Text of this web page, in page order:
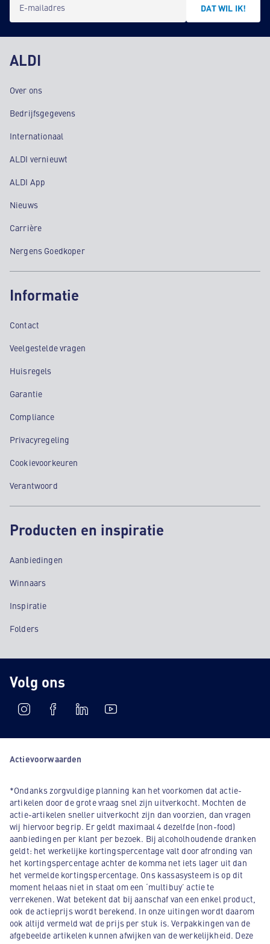
E-mailadres DAT WIL IK!
ALDI
Over ons
Bedrijfsgegevens
Internationaal
ALDI vernieuwt
ALDI App
Nieuws
Carrière
Nergens Goedkoper
Informatie
Contact
Veelgestelde vragen
Huisregels
Garantie
Compliance
Privacyregeling
Cookievoorkeuren
Verantwoord
Producten en inspiratie
Aanbiedingen
Winnaars
Inspiratie
Folders
Volg ons
Actievoorwaarden
*Ondanks zorgvuldige planning kan het voorkomen dat actie-
artikelen door de grote vraag snel zijn uitverkocht. Mochten de
actie-artikelen sneller uitverkocht zijn dan voorzien, dan vragen
wij hiervoor begrip. Er geldt maximaal 4 dezelfde (non-food)
aanbiedingen per klant per bezoek. Bij alcoholhoudende dranken
geldt: het werkelijke kortingspercentage valt door afronding van
het kortingspercentage achter de komma net iets lager uit dan
het vermelde kortingspercentage. Ons kassasysteem is op dit
moment helaas niet in staat om een ‘multibuy’ actie te
verrekenen. Wat betekent dat bij aanschaf van een enkel product,
ook de actieprijs wordt berekend. In onze uitingen wordt daarom
ook altijd vermeld wat de prijs per stuk is. Verpakkingen van de
afgebeelde artikelen kunnen afwijken van de werkelijkheid. Deze